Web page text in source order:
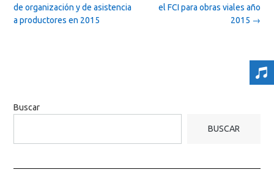
navigation
el FCI para obras viales año
2015 →
de organización y de asistencia
a productores en 2015
Buscar
BUSCAR